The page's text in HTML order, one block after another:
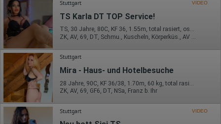
Stuttgart VIDEO
TS Karla DT TOP Service!
TS, 30 Jahre, 80C, KF 36, 1.55m, total rasiert, osteuropäisch
Stuttgart
Mira - Haus- und Hotelbesuche
ZK, AV, 69, GF6, DT, NSa, Franz b. Ihr
Stuttgart VIDEO